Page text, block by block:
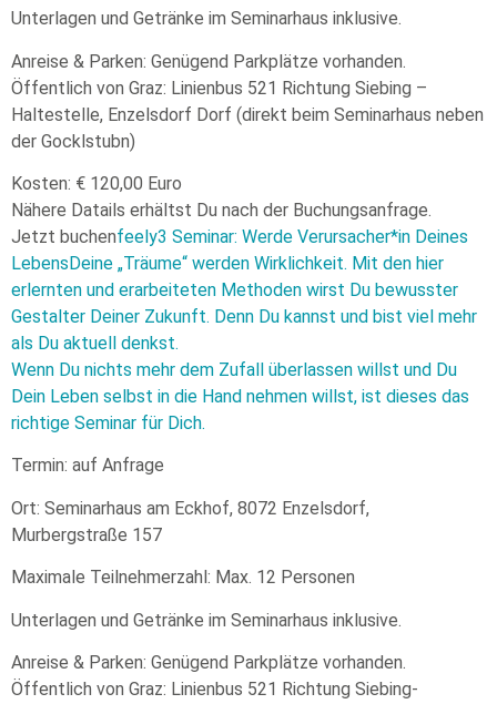
Unterlagen und Getränke im Seminarhaus inklusive.
Anreise & Parken: Genügend Parkplätze vorhanden.
Öffentlich von Graz: Linienbus 521 Richtung Siebing –
Haltestelle, Enzelsdorf Dorf (direkt beim Seminarhaus neben
der Gocklstubn)
Kosten: € 120,00 Euro
Nähere Datails erhältst Du nach der Buchungsanfrage.
Jetzt buchenfeely3 Seminar: Werde Verursacher*in Deines
LebensDeine „Träume“ werden Wirklichkeit. Mit den hier
erlernten und erarbeiteten Methoden wirst Du bewusster
Gestalter Deiner Zukunft. Denn Du kannst und bist viel mehr
als Du aktuell denkst.
Wenn Du nichts mehr dem Zufall überlassen willst und Du
Dein Leben selbst in die Hand nehmen willst, ist dieses das
richtige Seminar für Dich.
Termin: auf Anfrage
Ort: Seminarhaus am Eckhof, 8072 Enzelsdorf,
Murbergstraße 157
Maximale Teilnehmerzahl: Max. 12 Personen
Unterlagen und Getränke im Seminarhaus inklusive.
Anreise & Parken: Genügend Parkplätze vorhanden.
Öffentlich von Graz: Linienbus 521 Richtung Siebing-